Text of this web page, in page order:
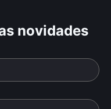
novidades